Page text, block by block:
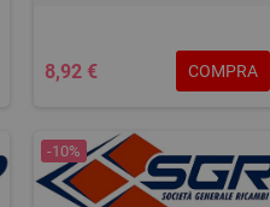
8,92 € COMPRA
-10%